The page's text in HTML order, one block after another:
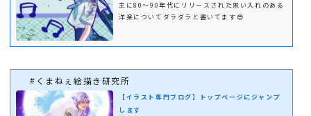
主に80～90年代にリリースされた思い入れのある
洋楽についてダラダラと書いてます😎
#くまねぇ絵描き研究所
【イラスト専門ブログ】トップページにジャンプ
します